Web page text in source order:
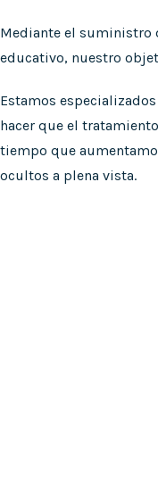
Mediante el suministro
educativo, nuestro
Estamos
hacer que el
tiempo que
ocultos a plena vista.